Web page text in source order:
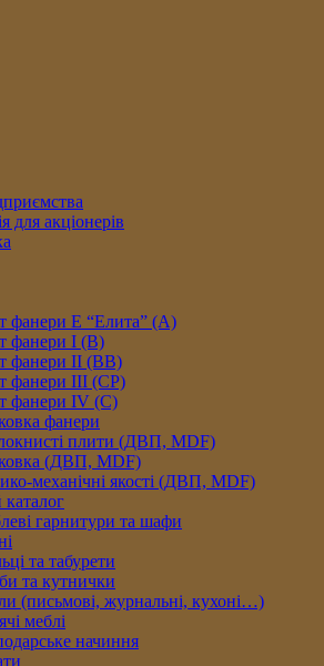
для акціонерів
фанери E “Елита” (A)
фанери I (В)
фанери II (ВB)
фанери III (CP)
фанери IV (C)
фанери
плити (ДВП, MDF)
(ДВП, MDF)
механічні якості (ДВП, MDF)
гарнитури та шафи
та табурети
та кутнички
(письмові, журнальні, кухоні…)
меблі
начиння